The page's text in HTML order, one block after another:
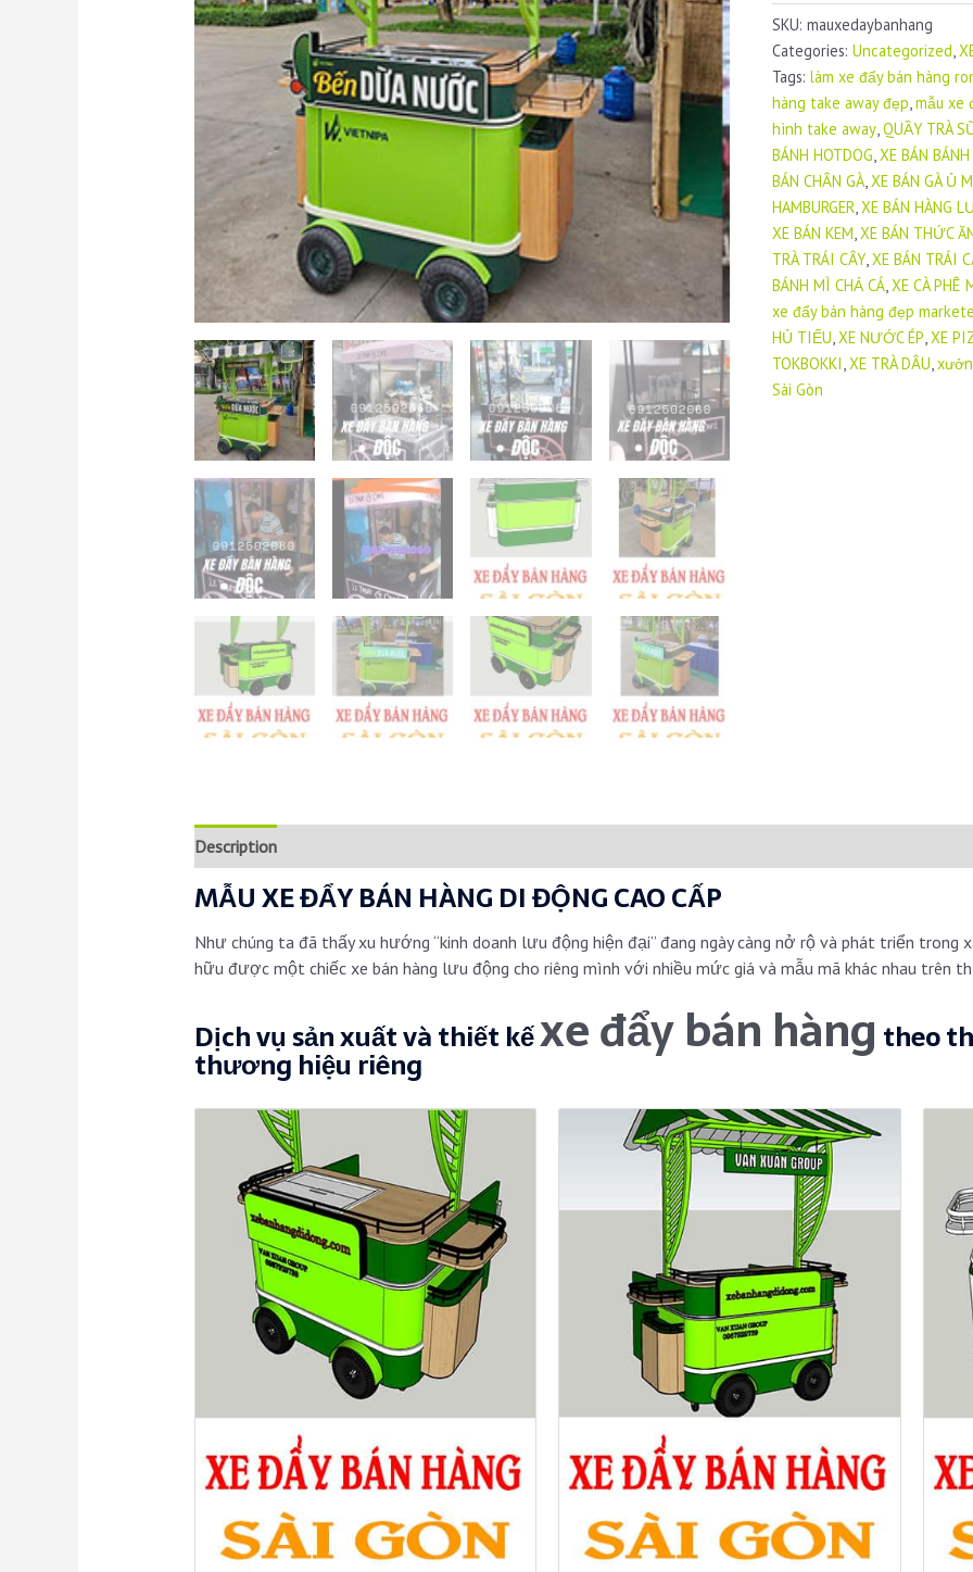
ĐẨY
BÁN
HÀNG
DI
ĐỘNG
CAO
CẤP
quantity
SKU:mauxedaybanhang
Categories:Uncategorized,
Tags:làm xe đẩy bán hàng
hàng take away đẹp,mẫu xe
hình take away,QUẦY TRÀ
BÁNH HOTDOG,XE BÁN
BÁN CHÂN GÀ,XE BÁN GÀ Ủ
HAMBURGER,XE BÁN HÀNG
XE BÁN KEM,XE BÁN THỨC
TRÀ TRÁI CÂY,XE BÁN TRÁI
BÁNH MÌ CHẢ CÁ,XE CÀ PHÊ
xe đẩy bán hàng đẹp
HỦ TIẾU,XE NƯỚC ÉP,XE
TOKBOKKI,XE TRÀ DÂU,
Sài Gòn
Description
MẪU XE ĐẨY BÁN HÀNG DI ĐỘNG CAO CẤP
Như chúng ta đã thấy xu hướng “kinh doanh lưu động hiện đại” đang ngày càng nở rộ và phát triển trong
hữu được một chiếc xe bán hàng lưu động cho riêng mình với nhiều mức giá và mẫu mã khác nhau trên
Dịch vụ sản xuất và thiết kếxe đẩy bán hàng theo
thương hiệu riêng